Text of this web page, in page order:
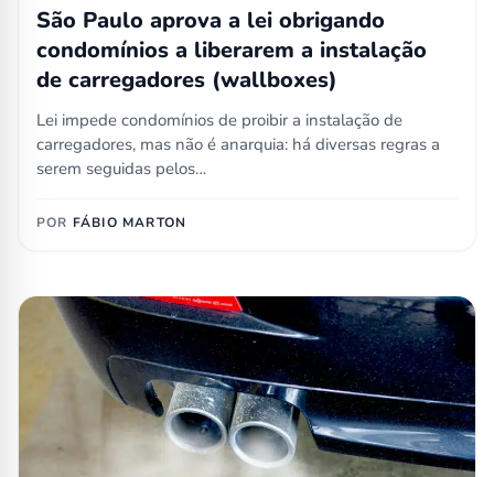
São Paulo aprova a lei obrigando
condomínios a liberarem a instalação
de carregadores (wallboxes)
Lei impede condomínios de proibir a instalação de
carregadores, mas não é anarquia: há diversas regras a
serem seguidas pelos…
POR FÁBIO MARTON